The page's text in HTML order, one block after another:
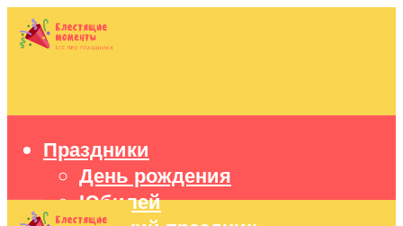
Праздники
День рождения
Юбилей